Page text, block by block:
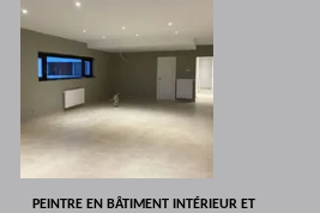
PEINTRE EN BÂTIMENT INTÉRIEUR ET